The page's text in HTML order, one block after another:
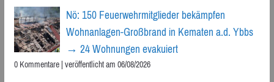
Nö: 150 Feuerwehrmitglieder bekämpfen
Wohnanlagen-Großbrand in Kematen a.d. Ybbs
→ 24 Wohnungen evakuiert
0 Kommentare|veröffentlicht am 06/08/2026